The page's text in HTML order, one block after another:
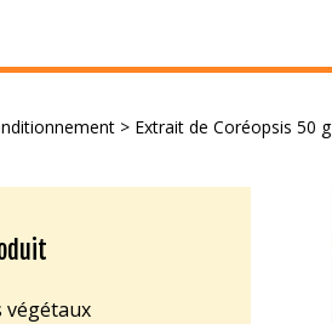
> Extrait de Coréopsis 50 g
végétaux